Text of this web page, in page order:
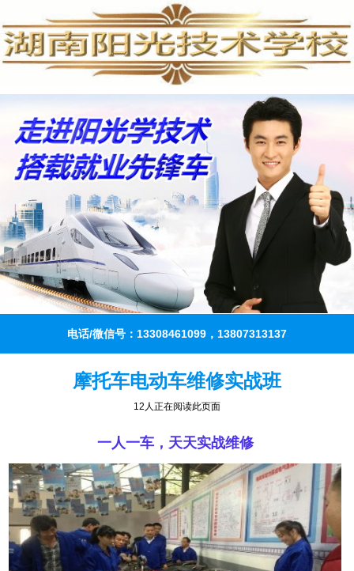
电话/微信号：13308461099，13807313137
摩托车电动车维修实战班
12人正在阅读此页面
一人一车，天天实战维修